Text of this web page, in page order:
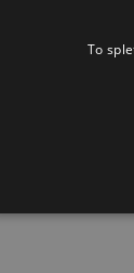
Površinska
Vrsta: mreža za
To